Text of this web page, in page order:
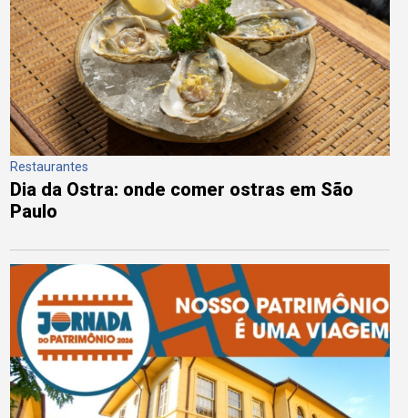
Restaurantes
Dia da Ostra: onde comer ostras em São
Paulo